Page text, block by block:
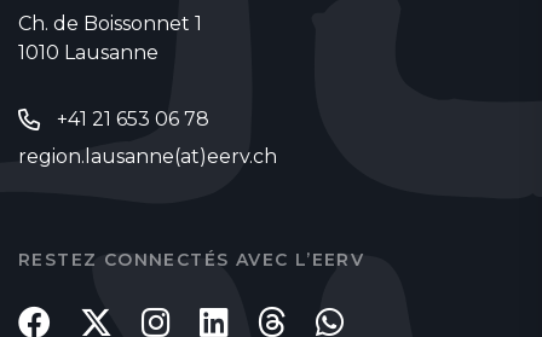
Ch. de Boissonnet 1
1010 Lausanne
+41 21 653 06 78
region.lausanne(at)eerv.ch
RESTEZ CONNECTÉS AVEC L’EERV